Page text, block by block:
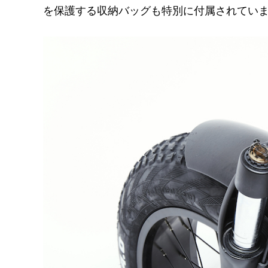
を保護する収納バッグも特別に付属されてい